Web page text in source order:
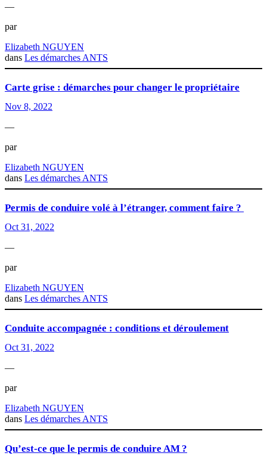
—
par
Elizabeth NGUYEN
dans Les démarches ANTS
Carte grise : démarches pour changer le propriétaire
Nov 8, 2022
—
par
Elizabeth NGUYEN
dans Les démarches ANTS
Permis de conduire volé à l’étranger, comment faire ?
Oct 31, 2022
—
par
Elizabeth NGUYEN
dans Les démarches ANTS
Conduite accompagnée : conditions et déroulement
Oct 31, 2022
—
par
Elizabeth NGUYEN
dans Les démarches ANTS
Qu’est-ce que le permis de conduire AM ?